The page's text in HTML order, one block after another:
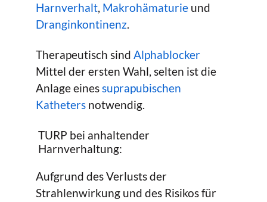
Harnverhalt, Makrohämaturie und
Dranginkontinenz.
Therapeutisch sind Alphablocker
Mittel der ersten Wahl, selten ist die
Anlage einessuprapubischen
Katheters notwendig.
TURP bei anhaltender
Harnverhaltung:
Aufgrund des Verlusts der
Strahlenwirkung und des Risikos für